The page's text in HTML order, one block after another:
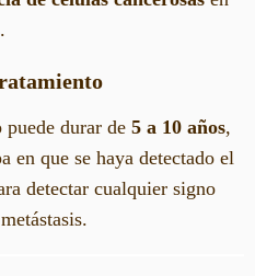
durar de 5 a 10 años,
en que se haya detectado el
detectar cualquier signo